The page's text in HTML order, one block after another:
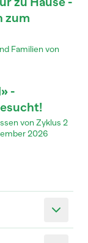
zum
Familien von
-
von Zyklus 2
2026